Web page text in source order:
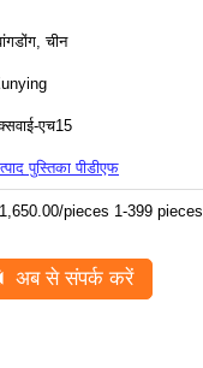
चीन
एच15
पुस्तिका पीडीएफ
pieces 1-399 pieces
अब से संपर्क करें